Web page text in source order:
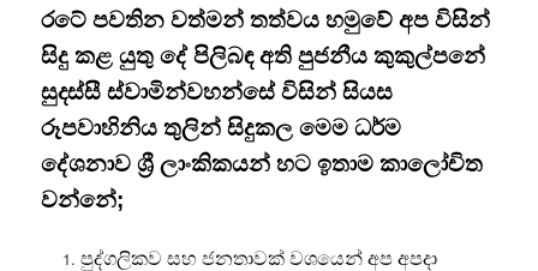
රටේ පවතින වත්මන් තත්වය හමුවේ අප විසින්
සිදු කළ යුතු දේ පිලිබඳ අති පුජනීය කුකුල්පනේ
සුදස්සී ස්වාමින්වහන්සේ විසින් සියස
රූපවාහිනිය තුලින් සිදුකල මෙම ධර්ම
දේශනාව ශ්‍රී ලාංකිකයන් හට ඉතාම කාලෝචිත
වන්නේ;
පුද්ගලිකව සහ ජනතාවක් වශයෙන් අප අපදා